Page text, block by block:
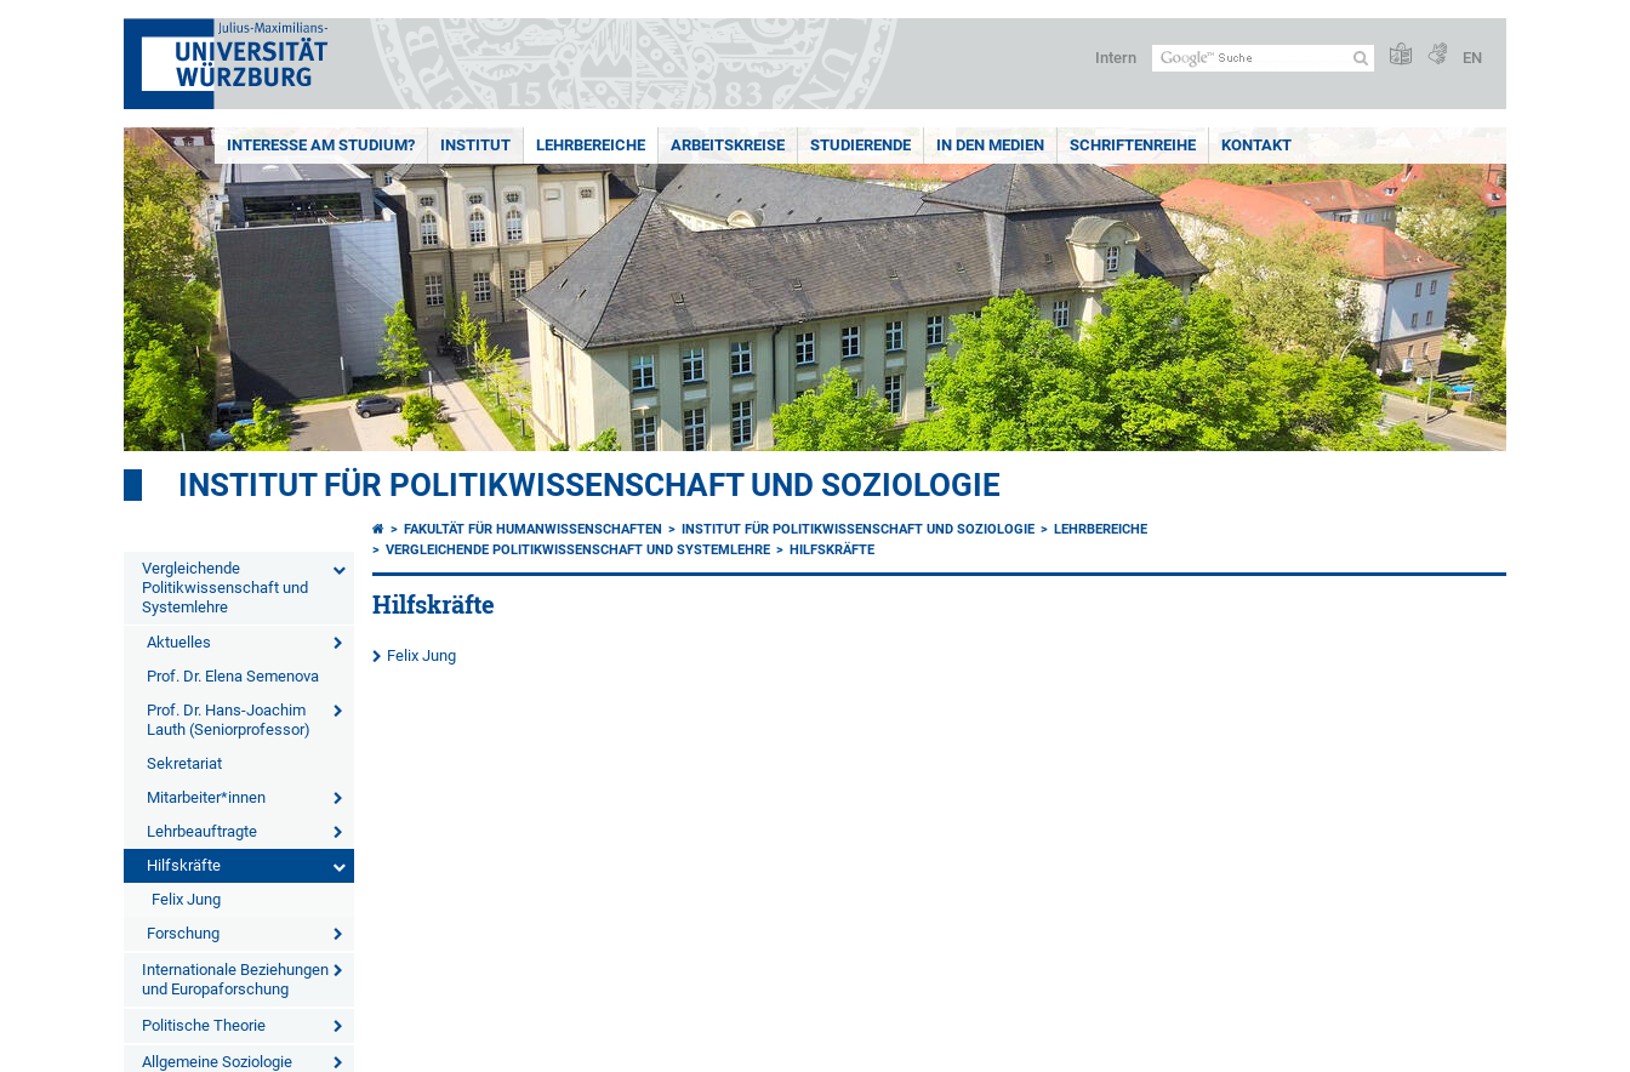
Intern EN
INTERESSE AM STUDIUM? INSTITUT LEHRBEREICHE ARBEITSKREISE STUDIERENDE IN DEN MEDIEN SCHRIFTENREIHE KONTAKT
INSTITUT FÜR POLITIKWISSENSCHAFT UND SOZIOLOGIE
Vergleichende
Politikwissenschaft und
Systemlehre
Aktuelles
Prof. Dr. Elena Semenova
Prof. Dr. Hans-Joachim
Lauth (Seniorprofessor)
Sekretariat
Mitarbeiter*innen
Lehrbeauftragte
Hilfskräfte
Felix Jung
Forschung
Internationale Beziehungen
und Europaforschung
Politische Theorie
Allgemeine Soziologie
FAKULTÄT FÜR HUMANWISSENSCHAFTEN INSTITUT FÜR POLITIKWISSENSCHAFT UND SOZIOLOGIE
LEHRBEREICHE
VERGLEICHENDE POLITIKWISSENSCHAFT UND SYSTEMLEHRE
HILFSKRÄFTE
Hilfskräfte
Felix Jung